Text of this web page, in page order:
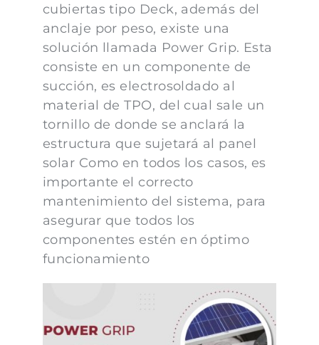
cubiertas tipo Deck, además del
anclaje por peso, existe una
solución llamada Power Grip. Esta
consiste en un componente de
succión, es electrosoldado al
material de TPO, del cual sale un
tornillo de donde se anclará la
estructura que sujetará al panel
solar Como en todos los casos, es
importante el correcto
mantenimiento del sistema, para
asegurar que todos los
componentes estén en óptimo
funcionamiento